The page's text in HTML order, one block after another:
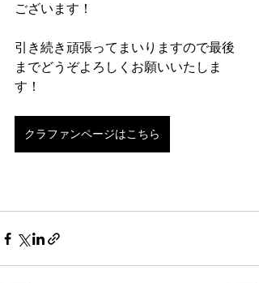
ございます！
引き続き頑張ってまいりますので最後
までどうぞよろしくお願いいたしま
す！
クラファンページはこちら